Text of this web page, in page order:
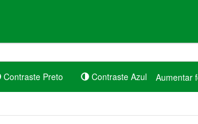
Contraste Preto Contraste Azul Aumentar